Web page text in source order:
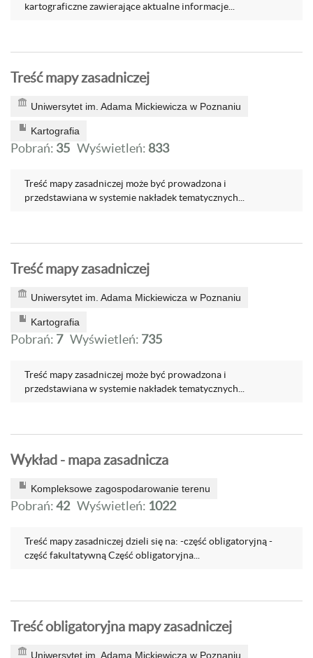
kartograficzne zawierające aktualne informacje...
Treść mapy zasadniczej
Uniwersytet im. Adama Mickiewicza w Poznaniu
Kartografia
Pobrań: 35 Wyświetleń: 833
Treść mapy zasadniczej może być prowadzona i
przedstawiana w systemie nakładek tematycznych...
Treść mapy zasadniczej
Uniwersytet im. Adama Mickiewicza w Poznaniu
Kartografia
Pobrań: 7 Wyświetleń: 735
Treść mapy zasadniczej może być prowadzona i
przedstawiana w systemie nakładek tematycznych...
Wykład - mapa zasadnicza
Kompleksowe zagospodarowanie terenu
Pobrań:42 Wyświetleń: 1022
Treść mapy zasadniczej dzieli się na: -część obligatoryjną -
część fakultatywną Część obligatoryjna...
Treść obligatoryjna mapy zasadniczej
Uniwersytet im. Adama Mickiewicza w Poznaniu